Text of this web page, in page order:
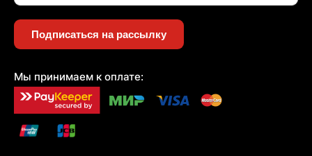
Подписаться на рассылку
Мы принимаем к оплате: